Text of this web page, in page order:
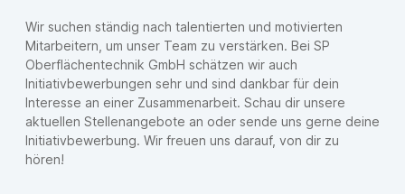
Wir suchen ständig nach talentierten und motivierten
Mitarbeitern, um unser Team zu verstärken. Bei SP
Oberflächentechnik GmbH schätzen wir auch
Initiativbewerbungen sehr und sind dankbar für dein
Interesse an einer Zusammenarbeit. Schau dir unsere
aktuellen Stellenangebote an oder sende uns gerne deine
Initiativbewerbung. Wir freuen uns darauf, von dir zu
hören!